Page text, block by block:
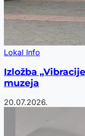
Lokal Info
Izložba
muzeja
20.07.2026.